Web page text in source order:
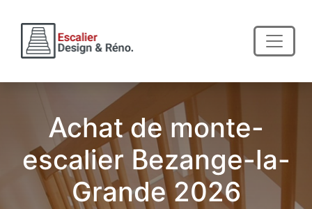
Achat de monte-
escalier Bezange-la-
Grande 2026